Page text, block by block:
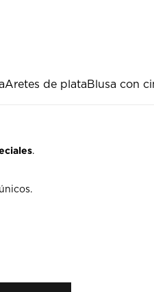
Aretes de plataBlusa con
.